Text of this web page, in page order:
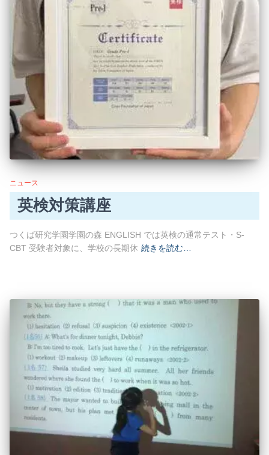
ニュース
英検対策講座
つくば研究学園学園の森 ENGLISH では英検の通常テスト・S-
CBT 受験者対象に、学校の長期休 続きを読む…